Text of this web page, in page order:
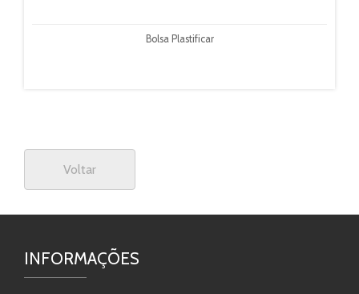
Bolsa Plastificar
Voltar
INFORMAÇÕES